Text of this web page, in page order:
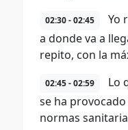
02:30 - 02:45
Yo
a donde va a
repito, con la
02:45 - 02:59
Lo
se ha
normas